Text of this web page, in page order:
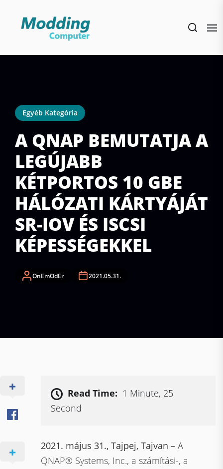
Egyéb Kategória
A QNAP BEMUTATJA A
LEGÚJABB
KÉTPORTOS 10 GBE
HÁLÓZATI KÁRTYÁJÁT
SR-IOV ÉS ISCSI
KÉPESSÉGEKKEL
OnEmOdEr 2021.05.31.
Read Time: 1 Minute, 25
Second
2021. május 31., Tajpej, Tajvan – A
QNAP® Systems, Inc., a számítási-, a